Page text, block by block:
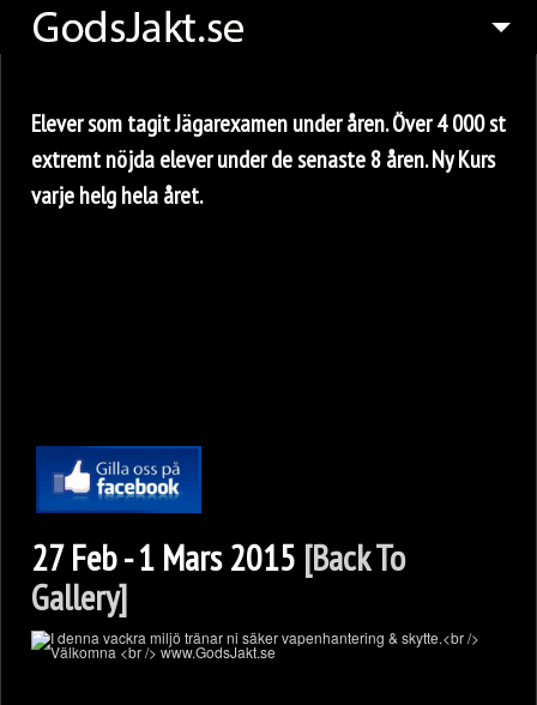
JÄGAREXAMEN SKÅNE
JÄGAREXAMEN STHLM
ELEVER UNDER ÅREN
Elever som tagit Jägarexamen under åren. Över 4 000 st
extremt nöjda elever under de senaste 8 åren. Ny Kurs
varje helg hela året.
27 Feb - 1 Mars 2015 [Back To
Gallery]